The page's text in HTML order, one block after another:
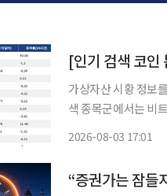
가상자산 시황 정보
색 종목군에서는 비
2026-08-03 17:01
“증권가는 잠들